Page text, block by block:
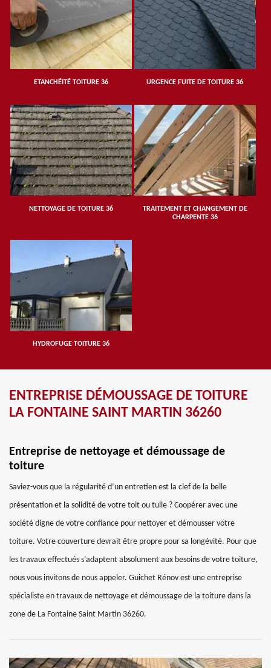
ETANCHÉITÉ TOITURE 36 URGENCE FUITE DE TOITURE 36
NETTOYAGE DE TOITURE 36
TRAITEMENT ET CHANGEMENT DE
CHARPENTE 36
HYDROFUGE TOITURE 36
ENTREPRISE DÉMOUSSAGE DE TOITURE
LA FONTAINE SAINT MARTIN 36260
Entreprise de nettoyage et démoussage de
toiture
Saviez-vous que la régularité d’un entretien est la clef de la belle
présentation et la solidité de votre toit ou tuile ? Coopérer avec une
société digne de votre confiance pour nettoyer et démousser votre
toiture. Votre couverture devrait être propre pour sa longévité. Pour que
les travaux effectués s’adaptent absolument aux besoins de votre toiture,
nous vous invitons de nous appeler. Guichet Rénov est une entreprise
spécialiste en travaux de nettoyage et démoussage de la toiture dans la
zone de La Fontaine Saint Martin 36260.